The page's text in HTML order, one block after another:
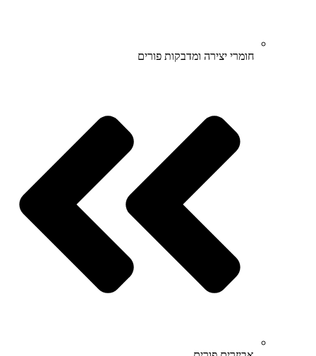
חומרי יצירה ומדבקות פורים